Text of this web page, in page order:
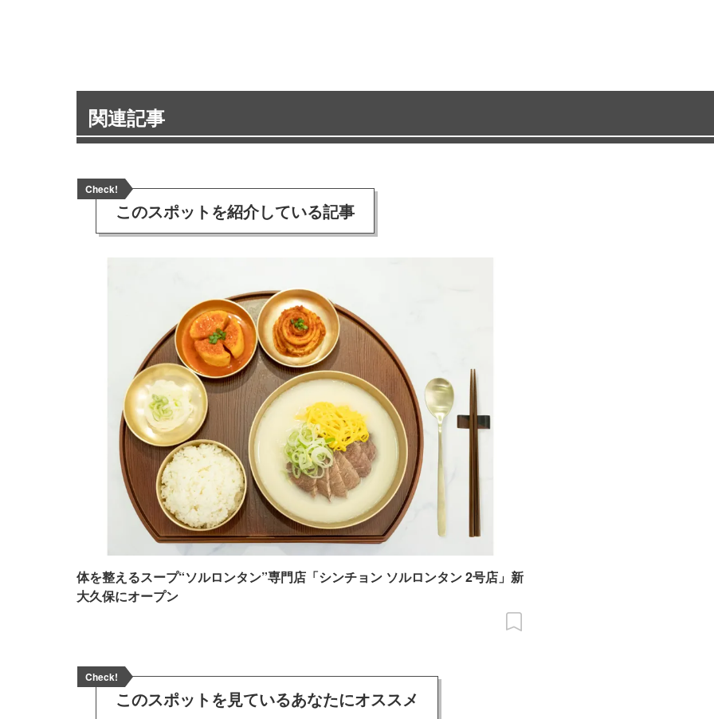
関連記事
Check!
このスポットを紹介している記事
体を整えるスープ“ソルロンタン”専門店「シンチョン ソルロンタン 2号店」新
大久保にオープン
Check!
このスポットを見ているあなたにオススメ